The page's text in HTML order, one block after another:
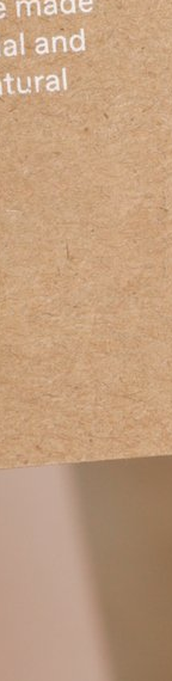
et
et
à
en Région de
produit est
pour
implique des
tant
présent projet
d’étudier
bruxellois,